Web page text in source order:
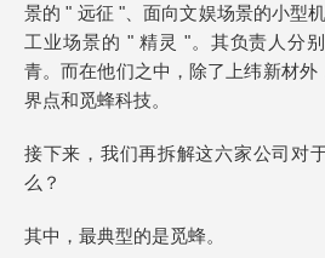
景的 " 远征 "、面向文娱场景的小型
工业场景的 " 精灵 "。其负责人分
青。而在他们之中，除了上纬新材外
界点和觅蜂科技。
接下来，我们再拆解这六家公司对
么？
其中，最典型的是觅蜂。